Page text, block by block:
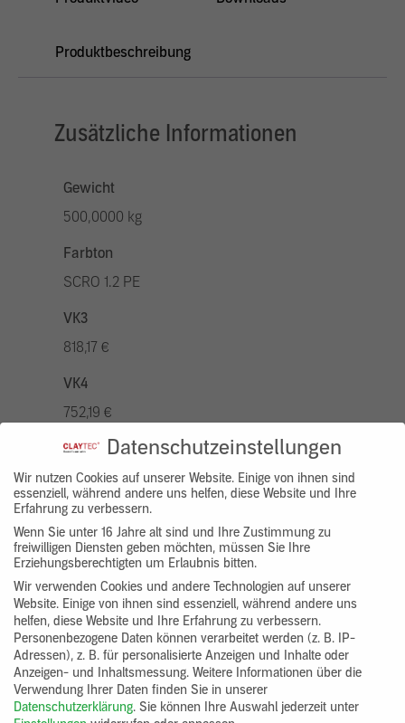
Produktbeschreibung
Zusätzliche Informationen
Gewicht
500,0000 kg
Farbton
SCRO 1.2 PE
VK3
818,17 €
VK4
752,19 €
VK5
936,94 €
VK7
686,20 €
Gruppenprodukt
yosima_designputz_bigb
Datenschutzeinstellungen
Wir nutzen Cookies auf unserer Website. Einige von ihnen sind
essenziell, während andere uns helfen, diese Website und Ihre
Erfahrung zu verbessern.
Wenn Sie unter 16 Jahre alt sind und Ihre Zustimmung zu
freiwilligen Diensten geben möchten, müssen Sie Ihre
Erziehungsberechtigten um Erlaubnis bitten.
Wir verwenden Cookies und andere Technologien auf unserer
Website. Einige von ihnen sind essenziell, während andere uns
helfen, diese Website und Ihre Erfahrung zu verbessern.
Personenbezogene Daten können verarbeitet werden (z. B. IP-
Adressen), z. B. für personalisierte Anzeigen und Inhalte oder
Anzeigen- und Inhaltsmessung. Weitere Informationen über die
Verwendung Ihrer Daten finden Sie in unserer
Datenschutzerklärung. Sie können Ihre Auswahl jederzeit unter